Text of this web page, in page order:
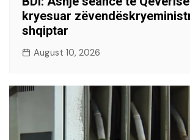
kryesuar
shqiptar
August 10, 2026